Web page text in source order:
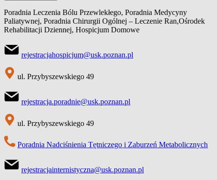
Poradnia Leczenia Bólu Przewlekłego, Poradnia Medycyny
Paliatywnej, Poradnia Chirurgii Ogólnej – Leczenie Ran,Ośrodek
Rehabilitacji Dziennej, Hospicjum Domowe
rejestracjahospicjum@usk.poznan.pl
ul. Przybyszewskiego 49
rejestracja.poradnie@usk.poznan.pl
ul. Przybyszewskiego 49
Poradnia Nadciśnienia Tętniczego i Zaburzeń Metabolicznych
rejestracjainternistyczna@usk.poznan.pl